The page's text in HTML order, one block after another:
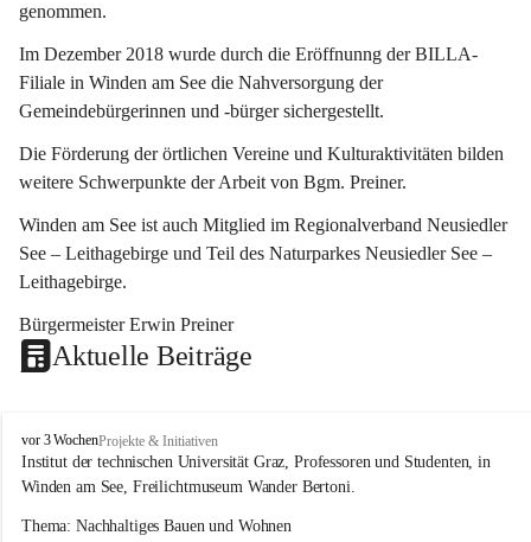
genommen.
Im Dezember 2018 wurde durch die Eröffnunng der BILLA-
Filiale in Winden am See die Nahversorgung der
Gemeindebürgerinnen und -bürger sichergestellt.
Die Förderung der örtlichen Vereine und Kulturaktivitäten bilden
weitere Schwerpunkte der Arbeit von Bgm. Preiner.
Winden am See ist auch Mitglied im Regionalverband Neusiedler
See – Leithagebirge und Teil des Naturparkes Neusiedler See –
Leithagebirge.
Bürgermeister Erwin Preiner
Aktuelle Beiträge
W
i
n
e
vor 3 WochenProjekte & Initiativen
Institut der technischen Universität Graz, Professoren und Studenten, in
Winden am See, Freilichtmuseum Wander Bertoni.
Thema: Nachhaltiges Bauen und Wohnen